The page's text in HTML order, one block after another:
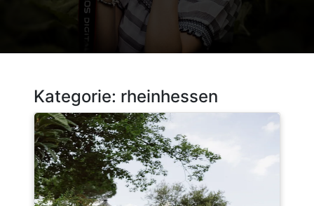
Kategorie: rheinhessen